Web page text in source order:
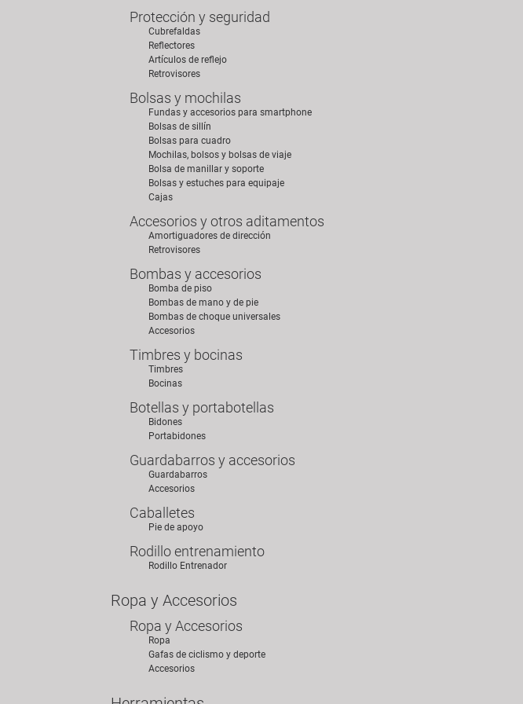
Protección y seguridad
Cubrefaldas
Reflectores
Artículos de reflejo
Retrovisores
Bolsas y mochilas
Fundas y accesorios para smartphone
Bolsas de sillín
Bolsas para cuadro
Mochilas, bolsos y bolsas de viaje
Bolsa de manillar y soporte
Bolsas y estuches para equipaje
Cajas
Accesorios y otros aditamentos
Amortiguadores de dirección
Retrovisores
Bombas y accesorios
Bomba de piso
Bombas de mano y de pie
Bombas de choque universales
Accesorios
Timbres y bocinas
Timbres
Bocinas
Botellas y portabotellas
Bidones
Portabidones
Guardabarros y accesorios
Guardabarros
Accesorios
Caballetes
Pie de apoyo
Rodillo entrenamiento
Rodillo Entrenador
Ropa y Accesorios
Ropa y Accesorios
Ropa
Gafas de ciclismo y deporte
Accesorios